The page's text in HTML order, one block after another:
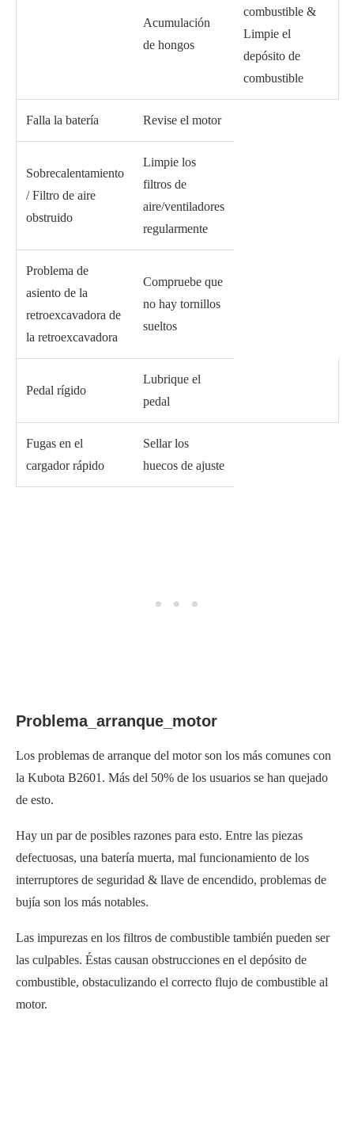
Acumulación
de hongos
combustible &
Limpie el
depósito de
combustible
Falla la batería Revise el motor
Sobrecalentamiento
/ Filtro de aire
obstruido
Limpie los
filtros de
aire/ventiladores
regularmente
Problema de
asiento de la
retroexcavadora de
la retroexcavadora
Compruebe que
no hay tornillos
sueltos
Pedal rígido
Lubrique el
pedal
Fugas en el
cargador rápido
Sellar los
huecos de ajuste
Problema_arranque_motor
Los problemas de arranque del motor son los más comunes con
la Kubota B2601. Más del 50% de los usuarios se han quejado
de esto.
Hay un par de posibles razones para esto. Entre las piezas
defectuosas, una batería muerta, mal funcionamiento de los
interruptores de seguridad & llave de encendido, problemas de
bujía son los más notables.
Las impurezas en los filtros de combustible también pueden ser
las culpables. Éstas causan obstrucciones en el depósito de
combustible, obstaculizando el correcto flujo de combustible al
motor.